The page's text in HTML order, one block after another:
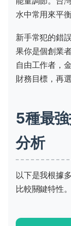
水中常用來平衡
新手常犯的錯
果你是個創業
自由工作者，
財務目標，再選
5種最
分析
以下是我根據
比較關鍵特性。